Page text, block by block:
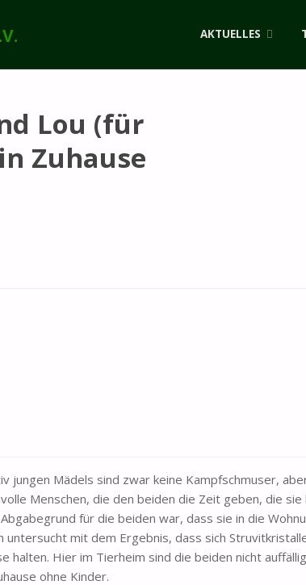
AKTUELLES
Lou (für
Zuhause
jungen Mädels sind zwar keine Kampfschmuser,
Menschen, die den beiden die Zeit geben, die sie
für die beiden war, dass sie in die
mit dem Ergebnis, dass sich
halten. Hier im Tierheim sind die beiden nicht
ohne Kinder.